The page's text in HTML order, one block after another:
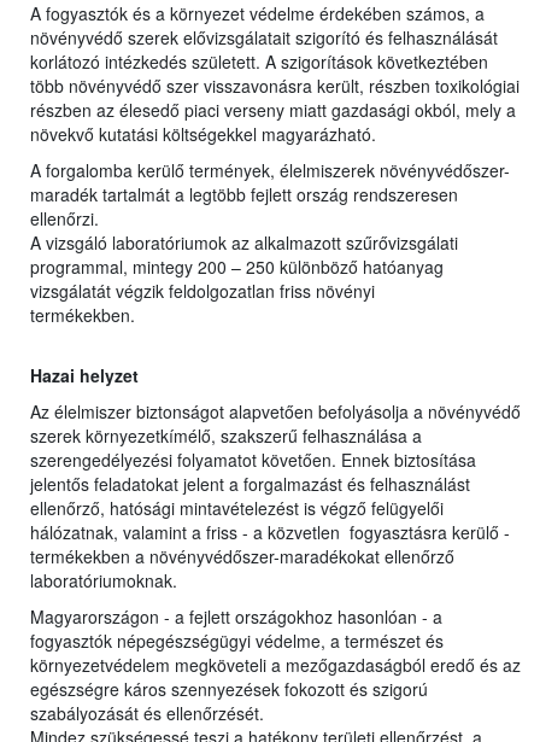
A fogyasztók és a környezet védelme érdekében számos, a
növényvédő szerek elővizsgálatait szigorító és felhasználását
korlátozó intézkedés született. A szigorítások következtében
több növényvédő szer visszavonásra került, részben toxikológiai
részben az élesedő piaci verseny miatt gazdasági okból, mely a
növekvő kutatási költségekkel magyarázható.
A forgalomba kerülő termények, élelmiszerek növényvédőszer-
maradék tartalmát a legtöbb fejlett ország rendszeresen
ellenőrzi.
A vizsgáló laboratóriumok az alkalmazott szűrővizsgálati
programmal, mintegy 200 – 250 különböző hatóanyag
vizsgálatát végzik feldolgozatlan friss növényi
termékekben.
Hazai helyzet
Az élelmiszer biztonságot alapvetően befolyásolja a növényvédő
szerek környezetkímélő, szakszerű felhasználása a
szerengedélyezési folyamatot követően. Ennek biztosítása
jelentős feladatokat jelent a forgalmazást és felhasználást
ellenőrző, hatósági mintavételezést is végző felügyelői
hálózatnak, valamint a friss - a közvetlen fogyasztásra kerülő -
termékekben a növényvédőszer-maradékokat ellenőrző
laboratóriumoknak.
Magyarországon - a fejlett országokhoz hasonlóan - a
fogyasztók népegészségügyi védelme, a természet és
környezetvédelem megköveteli a mezőgazdaságból eredő és az
egészségre káros szennyezések fokozott és szigorú
szabályozását és ellenőrzését.